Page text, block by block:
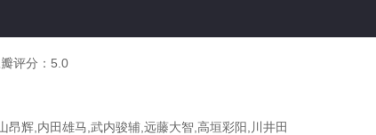
评分： 5.0
辉,内田雄马,武内骏辅,远藤大智,高垣彩阳,川井田